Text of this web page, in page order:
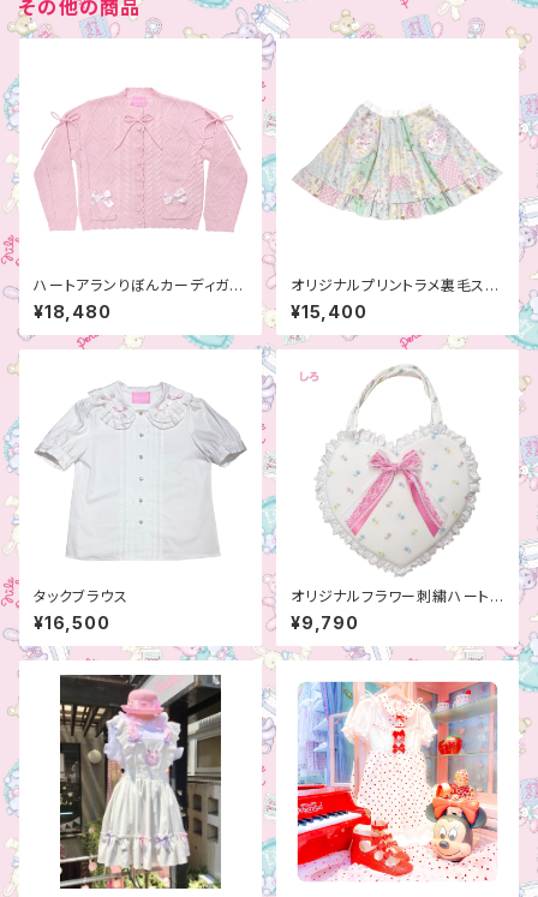
その他の商品
ハートアランりぼんカーディガ
ン
¥18,480
オリジナルプリントラメ裏毛スカ
ート
¥15,400
タックブラウス
¥16,500
オリジナルフラワー刺繍ハートB
AG
¥9,790